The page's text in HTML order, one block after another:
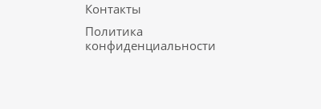
Контакты
Политика
конфиденциальности